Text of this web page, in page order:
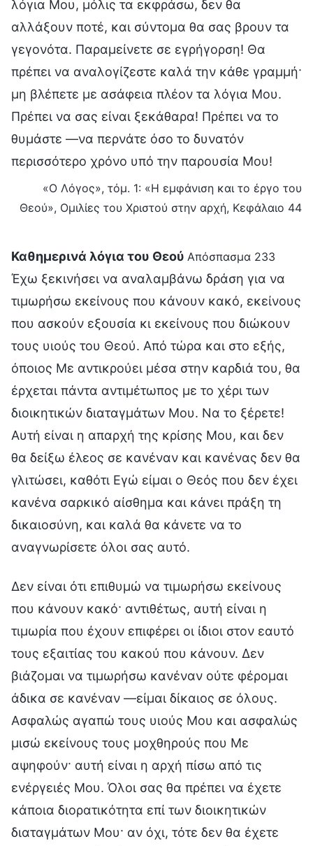
λόγια Μου, μόλις τα εκφράσω, δεν θα
αλλάξουν ποτέ, και σύντομα θα σας βρουν τα
γεγονότα. Παραμείνετε σε εγρήγορση! Θα
πρέπει να αναλογίζεστε καλά την κάθε γραμμή·
μη βλέπετε με ασάφεια πλέον τα λόγια Μου.
Πρέπει να σας είναι ξεκάθαρα! Πρέπει να το
θυμάστε —να περνάτε όσο το δυνατόν
περισσότερο χρόνο υπό την παρουσία Μου!
«Ο Λόγος», τόμ. 1: «Η εμφάνιση και το έργο του
Θεού», Ομιλίες του Χριστού στην αρχή, Κεφάλαιο 44
Καθημερινά λόγια του Θεού Απόσπασμα 233
Έχω ξεκινήσει να αναλαμβάνω δράση για να
τιμωρήσω εκείνους που κάνουν κακό, εκείνους
που ασκούν εξουσία κι εκείνους που διώκουν
τους υιούς του Θεού. Από τώρα και στο εξής,
όποιος Με αντικρούει μέσα στην καρδιά του, θα
έρχεται πάντα αντιμέτωπος με το χέρι των
διοικητικών διαταγμάτων Μου. Να το ξέρετε!
Αυτή είναι η απαρχή της κρίσης Μου, και δεν
θα δείξω έλεος σε κανέναν και κανένας δεν θα
γλιτώσει, καθότι Εγώ είμαι ο Θεός που δεν έχει
κανένα σαρκικό αίσθημα και κάνει πράξη τη
δικαιοσύνη, και καλά θα κάνετε να το
αναγνωρίσετε όλοι σας αυτό.
Δεν είναι ότι επιθυμώ να τιμωρήσω εκείνους
που κάνουν κακό· αντιθέτως, αυτή είναι η
τιμωρία που έχουν επιφέρει οι ίδιοι στον εαυτό
τους εξαιτίας του κακού που κάνουν. Δεν
βιάζομαι να τιμωρήσω κανέναν ούτε φέρομαι
άδικα σε κανέναν —είμαι δίκαιος σε όλους.
Ασφαλώς αγαπώ τους υιούς Μου και ασφαλώς
μισώ εκείνους τους μοχθηρούς που Με
αψηφούν· αυτή είναι η αρχή πίσω από τις
ενέργειές Μου. Όλοι σας θα πρέπει να έχετε
κάποια διορατικότητα επί των διοικητικών
διαταγμάτων Μου· αν όχι, τότε δεν θα έχετε